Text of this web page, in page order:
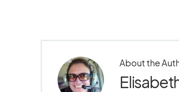
About the